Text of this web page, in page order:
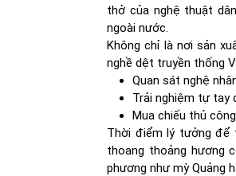
thở của nghệ thuật
ngoài nước.
Không chỉ là nơi sản
nghề dệt truyền thống
Quan sát nghệ
Trải nghiệm tự tay
Mua chiếu thủ
Thời điểm lý tưởng để
thoang thoảng hương
phương như mỳ Quảng